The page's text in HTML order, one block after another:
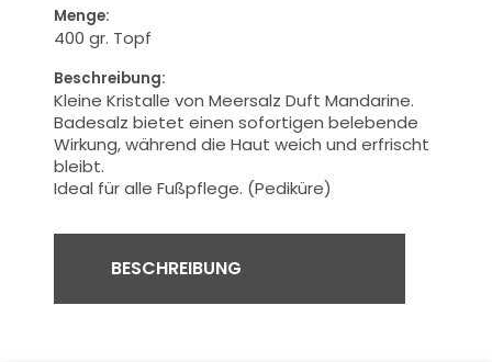
Menge:
400 gr. Topf
Beschreibung:
Kleine Kristalle von Meersalz Duft Mandarine.
Badesalz bietet einen sofortigen belebende
Wirkung, währenddie Haut weich und erfrischt
bleibt.
Ideal für alle Fußpflege. (Pediküre)
BESCHREIBUNG